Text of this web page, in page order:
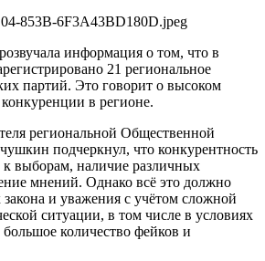
информация о том, что в
21 региональное
партий. Это говорит о высоком
в регионе.
региональной Общественной
подчеркнул, что конкурентность
к выборам, наличие различных
мнений. Однако всё это должно
и уважения с учётом сложной
ситуации, в том числе в условиях
количество фейков и